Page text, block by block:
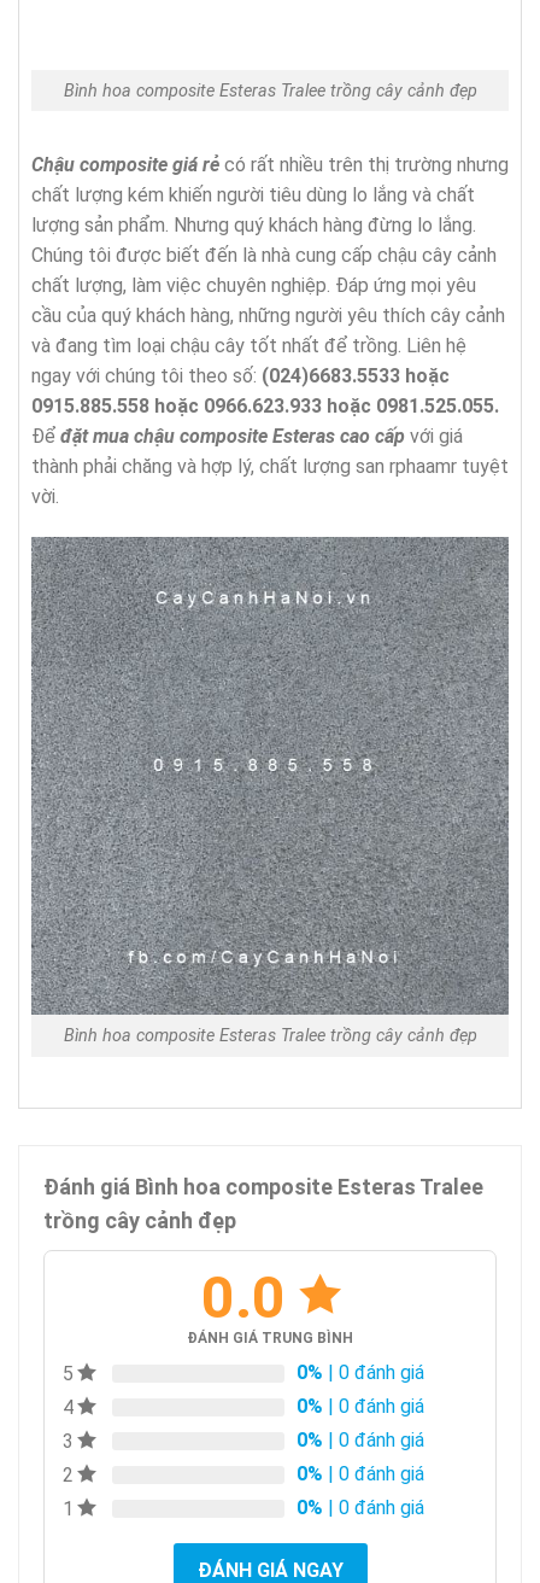
Bình hoa composite Esteras Tralee trồng cây cảnh đẹp
Chậu composite giá rẻ có rất nhiều trên thị trường nhưng
chất lượng kém khiến người tiêu dùng lo lắng và chất
lượng sản phẩm. Nhưng quý khách hàng đừng lo lắng.
Chúng tôi được biết đến là nhà cung cấp chậu cây cảnh
chất lượng, làm việc chuyên nghiệp. Đáp ứng mọi yêu
cầu của quý khách hàng, những người yêu thích cây cảnh
và đang tìm loại chậu cây tốt nhất để trồng. Liên hệ
ngay với chúng tôi theo số: (024)6683.5533 hoặc
0915.885.558 hoặc 0966.623.933 hoặc 0981.525.055.
Để đặt mua chậu composite Esteras cao cấp với giá
thành phải chăng và hợp lý, chất lượng san rphaamr tuyệt
vời.
Bình hoa composite Esteras Tralee trồng cây cảnh đẹp
Đánh giá Bình hoa composite Esteras Tralee
trồng cây cảnh đẹp
0.0
ĐÁNH GIÁ TRUNG BÌNH
5 0% | 0 đánh giá
4
0% | 0 đánh giá
3
0% | 0 đánh giá
2
0% | 0 đánh giá
1
0% | 0 đánh giá
ĐÁNH GIÁ NGAY